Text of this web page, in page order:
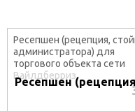
Ресепшен
Ресепшен (рецепция,
администратора) для
торгового объекта сети
Вайлдберриз